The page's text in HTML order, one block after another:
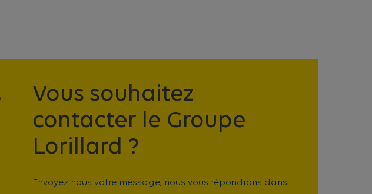
Vous souhaitez
contacter le Groupe
Lorillard ?
Envoyez-nous votre message, nous vous répondrons dans